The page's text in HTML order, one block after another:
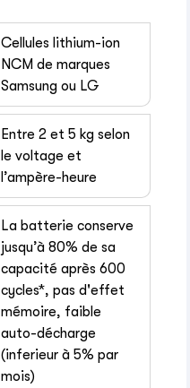
Cellules lithium-ion
NCM de marques
Samsung ou LG
Entre 2 et 5 kg selon
le voltage et
l’ampère-heure
La batterie conserve
jusqu’à 80% de sa
capacité après 600
cycles*, pas d'effet
mémoire, faible
auto-décharge
(inferieur à 5% par
mois)